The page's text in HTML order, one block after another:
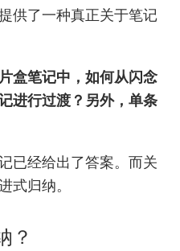
供了一种真正关于笔记
盒笔记中，如何从闪念
进行过渡？另外，单条
已经给出了答案。而关
式归纳。
？